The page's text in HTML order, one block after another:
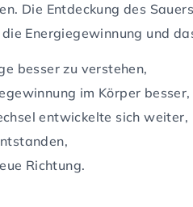
Die Entdeckung des
Energiegewinnung und
besser zu verstehen,
im Körper besser,
entwickelte sich weiter,
Richtung.